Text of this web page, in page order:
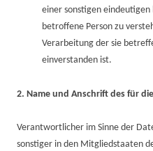
einer sonstigen
betroffene Person zu
Verarbeitung der sie
einverstanden ist.
2. Name und Anschrift des für
Verantwortlicher im Sinne der
sonstiger in den Mitgliedstaaten